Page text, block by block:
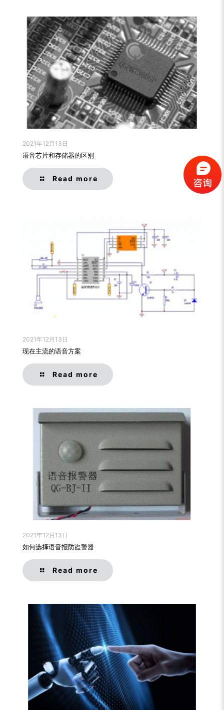
2021年12月13日
语音芯片和存储器的区别
Read more
2021年12月13日
现在主流的语音方案
Read more
2021年12月13日
如何选择语音报防盗警器
Read more